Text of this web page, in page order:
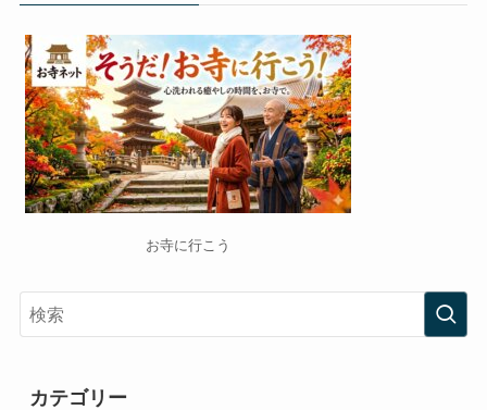
お寺に行こう
カテゴリー